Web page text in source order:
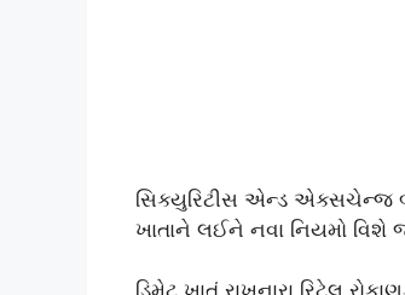
સિક્યુરિટીસ એન્ડ એક્સચેન્જ
ખાતાને લઈને નવા નિયમો વિશે